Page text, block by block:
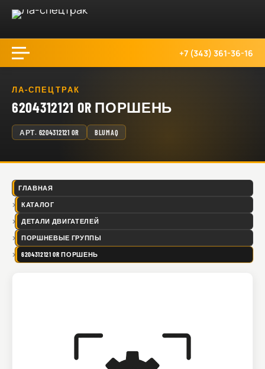
+7 (343) 361-36-16
ЛА-СПЕЦТРАК
6204312121 OR ПОРШЕНЬ
АРТ. 6204312121 OR BLUMAQ
ГЛАВНАЯ
КАТАЛОГ
ДЕТАЛИ ДВИГАТЕЛЕЙ
ПОРШНЕВЫЕ ГРУППЫ
6204312121 OR ПОРШЕНЬ